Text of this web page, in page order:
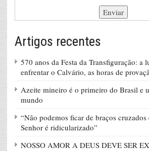
Artigos recentes
570 anos da Festa da Transfiguração: a
enfrentar o Calvário, as horas de
Azeite mineiro é o primeiro do Brasil e
mundo
“Não podemos ficar de braços
Senhor é ridicularizado”
NOSSO AMOR A DEUS DEVE SER